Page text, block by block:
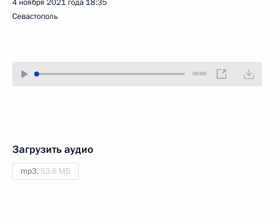
4 ноября 2021 года 18:35
Севастополь
00:00
Загрузить аудио
mp3, 53.6 МБ